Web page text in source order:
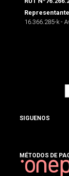
16.366.285-k -
SIGUENOS
MÉTODOS DE